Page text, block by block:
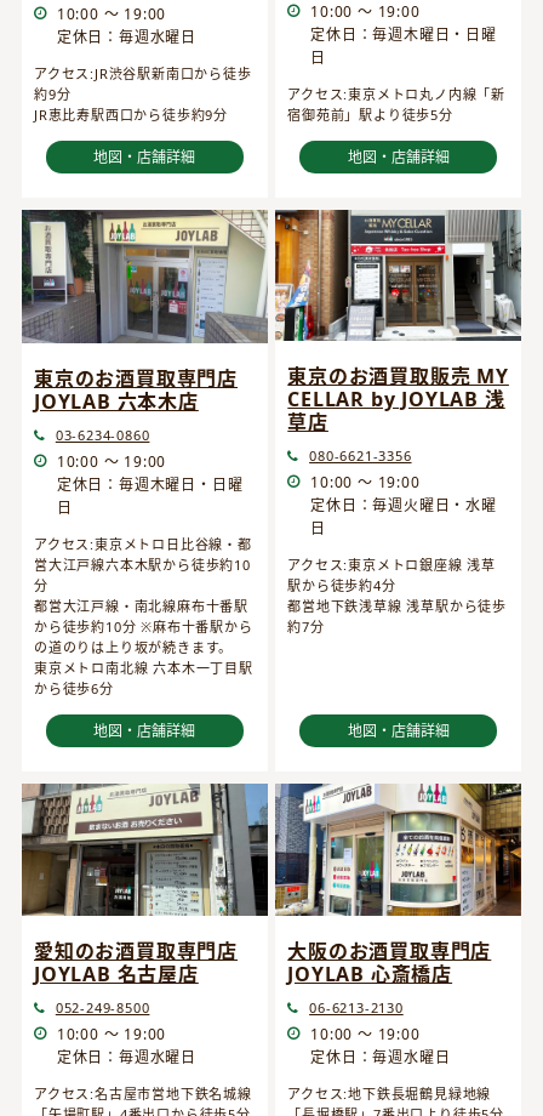
10:00 ～ 19:00
定休日：毎週水曜日
アクセス:JR渋谷駅新南口から徒歩
約9分
JR恵比寿駅西口から徒歩約9分
地図・店舗詳細
10:00 ～ 19:00
定休日：毎週木曜日・日曜
日
アクセス:東京メトロ丸ノ内線「新
宿御苑前」駅より徒歩5分
地図・店舗詳細
東京のお酒買取専門店
JOYLAB 六本木店
03-6234-0860
10:00 ～ 19:00
定休日：毎週木曜日・日曜
日
アクセス:東京メトロ日比谷線・都
営大江戸線六本木駅から徒歩約10
分
都営大江戸線・南北線麻布十番駅
から徒歩約10分 ※麻布十番駅から
の道のりは上り坂が続きます。
東京メトロ南北線 六本木一丁目駅
から徒歩6分
地図・店舗詳細
東京のお酒買取販売 MY
CELLAR by JOYLAB 浅
草店
080-6621-3356
10:00 ～ 19:00
定休日：毎週火曜日・水曜
日
アクセス:東京メトロ銀座線 浅草
駅から徒歩約4分
都営地下鉄浅草線 浅草駅から徒歩
約7分
地図・店舗詳細
愛知のお酒買取専門店
JOYLAB 名古屋店
052-249-8500
10:00 ～ 19:00
定休日：毎週水曜日
アクセス:名古屋市営地下鉄名城線
大阪のお酒買取専門店
JOYLAB 心斎橋店
06-6213-2130
10:00 ～ 19:00
定休日：毎週水曜日
アクセス:地下鉄長堀鶴見緑地線